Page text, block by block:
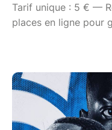
Tarif unique : 5 € —
places en ligne pour